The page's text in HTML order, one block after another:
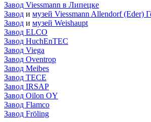
Завод Viessmann в Липецке
Завод и музей Viessmann Allendorf (Eder)
Завод и музей Weishaupt
Завод ELCO
Завод HuchEnTEC
Завод Viega
Завод Oventrop
Завод Meibes
Завод TECE
Завод IRSAP
Завод Oilon OY
Завод Flamco
Завод Fröling